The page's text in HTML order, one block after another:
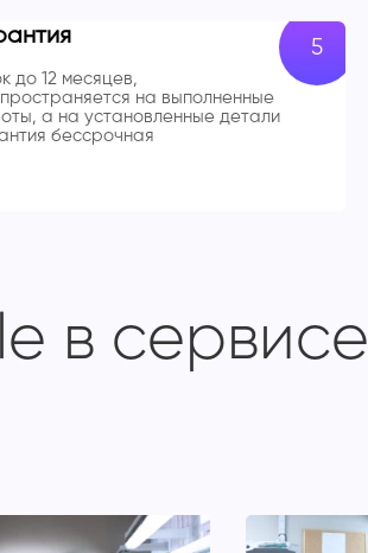
до 12 месяцев,
на выполненные
а на установленные детали
бессрочная
в сервисе